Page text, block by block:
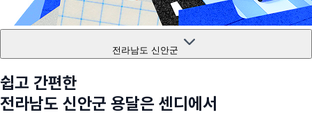
전라남도 신안군
쉽고 간편한
전라남도 신안군 용달은 센디에서